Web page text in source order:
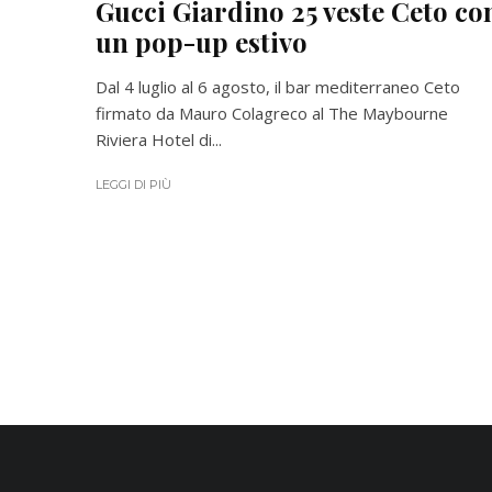
Gucci Giardino 25 veste Ceto
un pop-up estivo
Dal 4 luglio al 6 agosto, il bar mediterraneo Ceto
firmato da Mauro Colagreco al The Maybourne
Riviera Hotel di...
LEGGI DI PIÙ